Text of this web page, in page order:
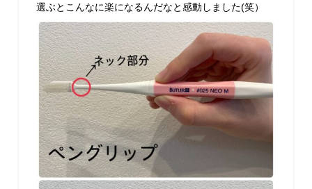
選ぶとこんなに楽になるんだなと感動しました(笑）